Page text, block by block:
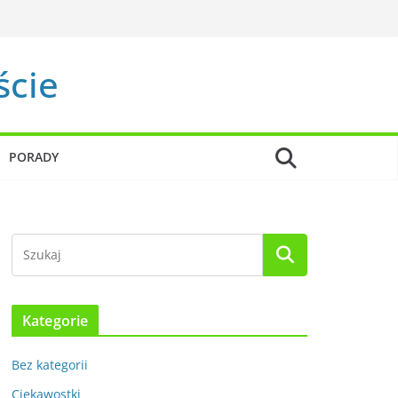
PORADY
Kategorie
Bez kategorii
Ciekawostki